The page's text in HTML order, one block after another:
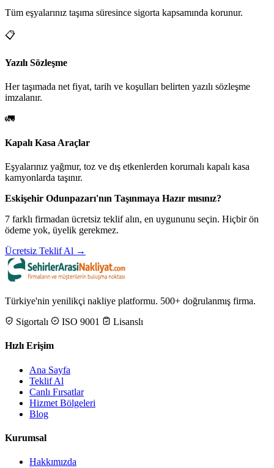
Tüm eşyalarınız taşıma süresince sigorta kapsamında korunur.
📋
Yazılı Sözleşme
Her taşımada net fiyat, tarih ve koşulları belirten yazılı sözleşme
imzalanır.
🚛
Kapalı Kasa Araçlar
Eşyalarınız yağmur, toz ve dış etkenlerden korumalı kapalı kasa
kamyonlarda taşınır.
Eskişehir Odunpazarı'nın Taşınmaya Hazır mısınız?
7 farklı firmadan ücretsiz teklif alın, en uygununu seçin. Hiçbir ön
ödeme yok, üyelik gerekmez.
Ücretsiz Teklif Al →
Türkiye'nin yenilikçi nakliye platformu. 500+ doğrulanmış firma.
Sigortalı
ISO 9001 Lisanslı
Hızlı Erişim
Ana Sayfa
Teklif Al
Canlı Fırsatlar
Hizmet Bölgeleri
Blog
Kurumsal
Hakkımızda